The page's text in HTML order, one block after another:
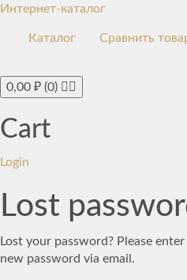
Интернет-каталог
Каталог Сравнить
0,00 ₽ (0)
Cart
Login
Lost
Lost your password? Please
new password via email.